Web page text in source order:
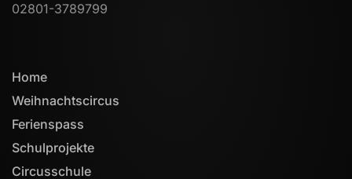
02801-3789799
Home
Weihnachtscircus
Ferienspass
Schulprojekte
Circusschule